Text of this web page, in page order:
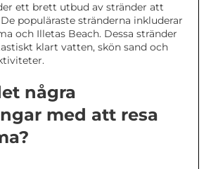
ett brett utbud av stränder att
populäraste stränderna inkluderar
och Illetas Beach. Dessa stränder
klart vatten, skön sand och
några
med att resa